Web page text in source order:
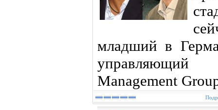
младший в
Management